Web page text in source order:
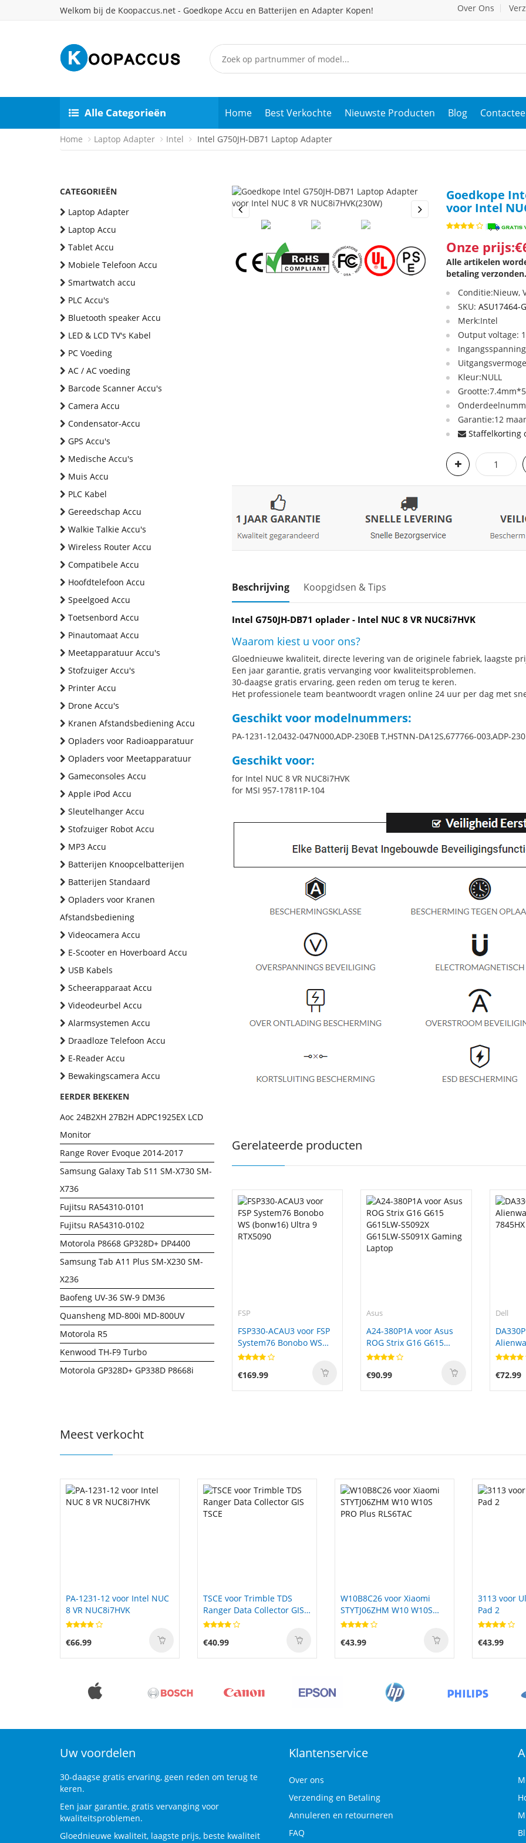
Welkom bij de Koopaccus.net - Goedkope Accu en Batterijen en Adapter Kopen! Over Ons
Alle Categorieën Home Best Verkochte Nieuwste Producten Blog
Home Laptop Adapter Intel Intel G750JH-DB71 Laptop Adapter
CATEGORIEËN
Laptop Adapter
Laptop Accu
Tablet Accu
Mobiele Telefoon Accu
Smartwatch accu
PLC Accu's
Bluetooth speaker Accu
LED & LCD TV's Kabel
PC Voeding
AC / AC voeding
Barcode Scanner Accu's
Camera Accu
Condensator-Accu
GPS Accu's
Medische Accu's
Muis Accu
PLC Kabel
Gereedschap Accu
Walkie Talkie Accu's
Wireless Router Accu
Compatibele Accu
Hoofdtelefoon Accu
Speelgoed Accu
Toetsenbord Accu
Pinautomaat Accu
Meetapparatuur Accu's
Stofzuiger Accu's
Printer Accu
Drone Accu's
Kranen Afstandsbediening Accu
Opladers voor Radioapparatuur
Opladers voor Meetapparatuur
Gameconsoles Accu
Apple iPod Accu
Sleutelhanger Accu
Stofzuiger Robot Accu
MP3 Accu
Batterijen Knoopcelbatterijen
Batterijen Standaard
Opladers voor Kranen
Afstandsbediening
Videocamera Accu
E-Scooter en Hoverboard Accu
USB Kabels
Scheerapparaat Accu
Videodeurbel Accu
Alarmsystemen Accu
Draadloze Telefoon Accu
E-Reader Accu
Bewakingscamera Accu
EERDER BEKEKEN
Aoc 24B2XH 27B2H ADPC1925EX LCD
Monitor
Range Rover Evoque 2014-2017
Samsung Galaxy Tab S11 SM-X730 SM-
X736
Fujitsu RA54310-0101
Fujitsu RA54310-0102
Motorola P8668 GP328D+ DP4400
Samsung Tab A11 Plus SM-X230 SM-
X236
Baofeng UV-36 SW-9 DM36
Quansheng MD-800i MD-800UV
Motorola R5
Kenwood TH-F9 Turbo
Motorola GP328D+ GP338D P8668i
Previous
Goedkope
voor Intel
Onze
Alle artikelen
betaling
Conditie:Nieuw,
SKU:ASU17464-
Merk:Intel
Output voltage:
Kleur:NULL
Garantie:12
Staffelkorting
Beschrijving Koopgidsen & Tips
Intel G750JH-DB71 oplader - Intel NUC 8 VR NUC8i7HVK
Waarom kiest u voor ons?
Gloednieuwe kwaliteit, directe levering van de originele fabriek, laagste
Een jaar garantie, gratis vervanging voor kwaliteitsproblemen.
30-daagse gratis ervaring, geen reden om terug te keren.
Het professionele team beantwoordt vragen online 24 uur per dag met
Geschikt voor modelnummers:
PA-1231-12,0432-047N000,ADP-230EB T,HSTNN-DA12S,677766-003,ADP-
Geschikt voor:
for Intel NUC 8 VR NUC8i7HVK
for MSI 957-17811P-104
Gerelateerde producten
FSP
FSP330-ACAU3 voor FSP
System76 Bonobo WS
(bonw16) Ultra 9
€169.99
Asus
A24-380P1A voor Asus
ROG Strix G16 G615
G615LW-S5092X
G615LW-S5091X Gaming
Laptop
€90.99
Dell
7845HX
€72.99
Meest verkocht
TSCE voor Trimble TDS
Ranger Data Collector GIS
TSCE
€40.99
W10B8C26 voor Xiaomi
STYTJ06ZHM W10 W10S
PRO Plus RLS6TAC
€43.99
3113 voor Ulefone Armor
Pad 2
€43.99
NP40 voor
30
€24.99
Uw voordelen
30-daagse gratis ervaring, geen reden om terug te
keren.
Een jaar garantie, gratis vervanging voor
kwaliteitsproblemen.
Gloednieuwe kwaliteit, laagste prijs, beste kwaliteit
Klantenservice
Over ons
Verzending en Betaling
Annuleren en retourneren
FAQ